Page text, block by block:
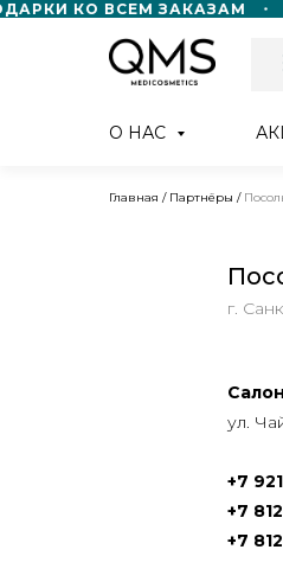
КО ВСЕМ ЗАКАЗАМ
О НАС
Главная / Партнёры /
г.
ул.
+7
+7
+7